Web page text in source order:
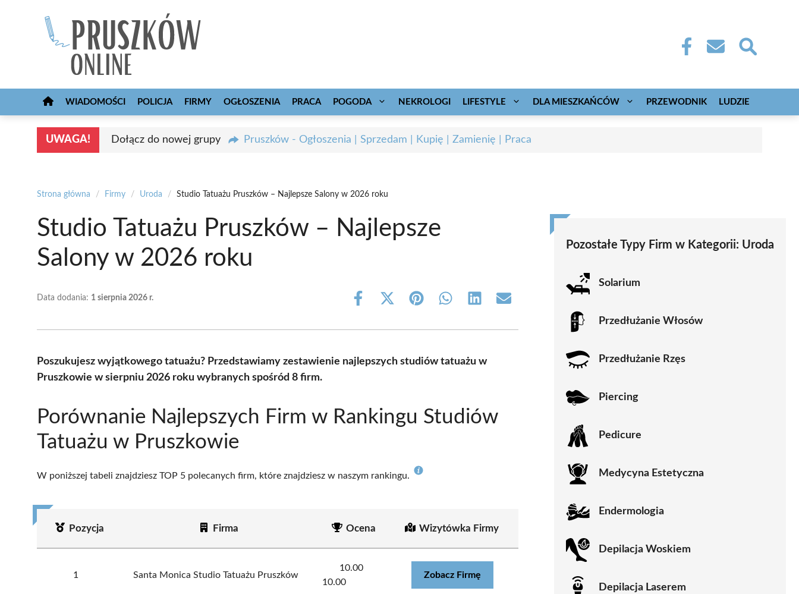
WIADOMOŚCI POLICJA FIRMY OGŁOSZENIA PRACA POGODA NEKROLOGI LIFESTYLE DLA MIESZKAŃCÓW PRZEWODNIK LUDZIE
UWAGA! Dołącz do nowej grupy Pruszków - Ogłoszenia | Sprzedam | Kupię | Zamienię | Praca
Strona główna / Firmy / Uroda / Studio Tatuażu Pruszków – Najlepsze Salony w 2026 roku
Studio Tatuażu Pruszków – Najlepsze
Salony w 2026 roku
Data dodania: 1 sierpnia 2026 r.
Share
Share
(Twitter)
Share Share Share Share
Poszukujesz wyjątkowego tatuażu? Przedstawiamy zestawienie najlepszych studiów tatuażu w
Pruszkowie w sierpniu 2026 roku wybranych spośród 8 firm.
Porównanie Najlepszych Firm w Rankingu Studiów
Tatuażu w Pruszkowie
W poniższej tabeli znajdziesz TOP 5 polecanych firm, które znajdziesz w naszym rankingu.
Pozycja Firma Ocena Wizytówka Firmy
1 Santa Monica Studio Tatuażu Pruszków
10.00
10.00
Zobacz Firmę
Pozostałe Typy Firm w Kategorii: Uroda
Solarium
Przedłużanie Włosów
Przedłużanie Rzęs
Piercing
Pedicure
Medycyna Estetyczna
Endermologia
Depilacja Woskiem
Depilacja Laserem